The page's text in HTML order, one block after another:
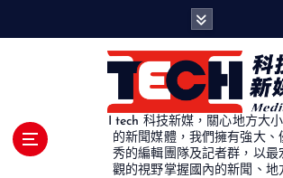
I tech 科技新媒，關心地方大
的新聞媒體，我們擁有強大、
秀的編輯團隊及記者群，以最
觀的視野掌握國內的新聞、地